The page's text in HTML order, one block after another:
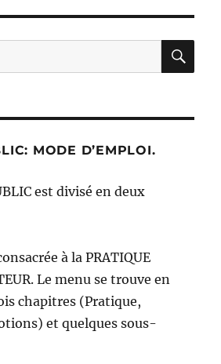
MODE D’EMPLOI.
est divisé en deux
à la PRATIQUE
Le menu se trouve en
chapitres (Pratique,
et quelques sous-